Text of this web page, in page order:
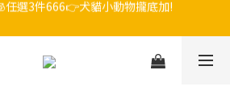
，飼料最低45折起😻只到9/21
期飼料出清中💥只要599起
假，飼料最低45折起😻只到9/21